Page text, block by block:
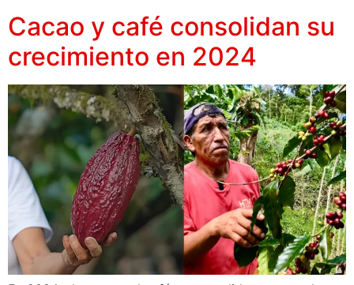
Cacao y café consolidan su
crecimiento en 2024